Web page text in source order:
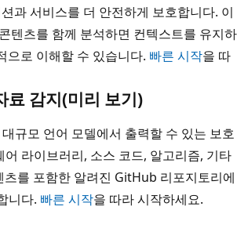
과 서비스를 더 안전하게 보호합니다. 이
텐츠를 함께 분석하면 컨텍스트를 유지하
으로 이해할 수 있습니다. 빠른 시작을 따
료 감지(미리 보기)
규모 언어 모델에서 출력할 수 있는 보호
라이브러리, 소스 코드, 알고리즘, 기타
츠를 포함한 알려진 GitHub 리포지토리에
니다. 빠른 시작을 따라 시작하세요.